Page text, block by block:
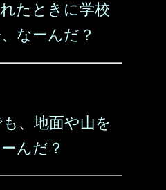
たときに学校
なーんだ？
、地面や山を
んだ？